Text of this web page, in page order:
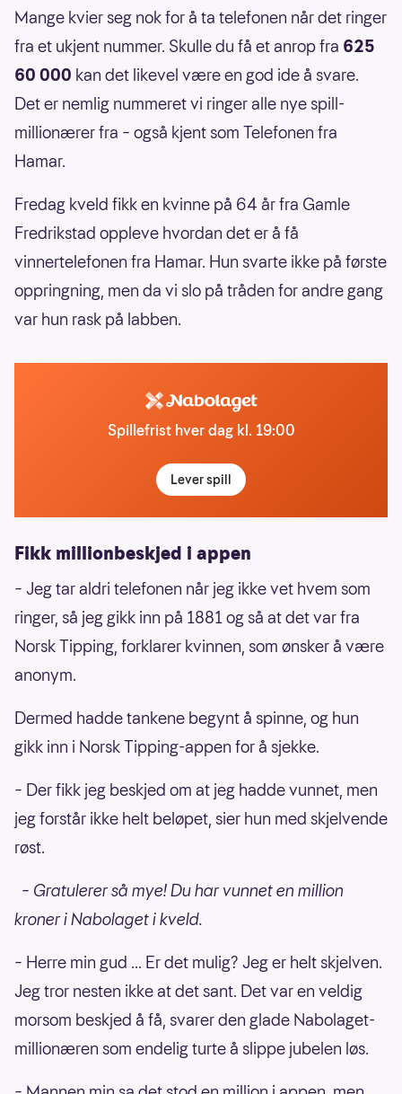
Mange kvier seg nok for å ta telefonen når det ringer
fra et ukjent nummer. Skulle du få et anrop fra 625
60 000 kan det likevel være en god ide å svare.
Det er nemlig nummeret vi ringer alle nye spill-
millionærer fra – også kjent som Telefonen fra
Hamar.
Fredag kveld fikk en kvinne på 64 år fra Gamle
Fredrikstad oppleve hvordan det er å få
vinnertelefonen fra Hamar. Hun svarte ikke på første
oppringning, men da vi slo på tråden for andre gang
var hun rask på labben.
Spillefrist hver dag kl. 19:00
Lever spill
Fikk millionbeskjed i appen
– Jeg tar aldri telefonen når jeg ikke vet hvem som
ringer, så jeg gikk inn på 1881 og så at det var fra
Norsk Tipping, forklarer kvinnen, som ønsker å være
anonym.
Dermed hadde tankene begynt å spinne, og hun
gikk inn i Norsk Tipping-appen for å sjekke.
– Der fikk jeg beskjed om at jeg hadde vunnet, men
jeg forstår ikke helt beløpet, sier hun med skjelvende
røst.
– Gratulerer så mye! Du har vunnet en million
kroner i Nabolaget i kveld.
– Herre min gud ... Er det mulig? Jeg er helt skjelven.
Jeg tror nesten ikke at det sant. Det var en veldig
morsom beskjed å få, svarer den glade Nabolaget-
millionæren som endelig turte å slippe jubelen løs.